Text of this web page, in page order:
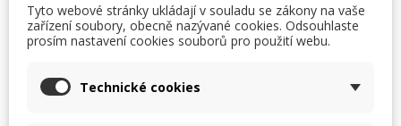
CHCI LEPŠÍ CENU TISK
Tyto webové stránky ukládají v souladu se zákony na vaše
zařízení soubory, obecně nazývané cookies. Odsouhlaste
prosím nastavení cookies souborů pro použití webu.
Technické cookies